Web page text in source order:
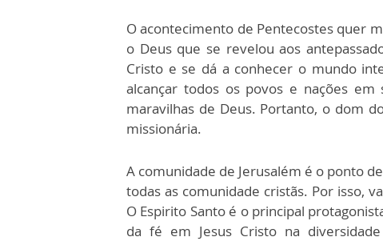
O acontecimento de Pentecostes quer
o Deus que se revelou aos
Cristo e se dá a conhecer o mundo
alcançar todos os povos e nações
maravilhas de Deus. Portanto, o dom
missionária.
A comunidade de Jerusalém é o ponto
todas as comunidade cristãs. Por isso,
O Espirito Santo é o principal
da fé em Jesus Cristo na